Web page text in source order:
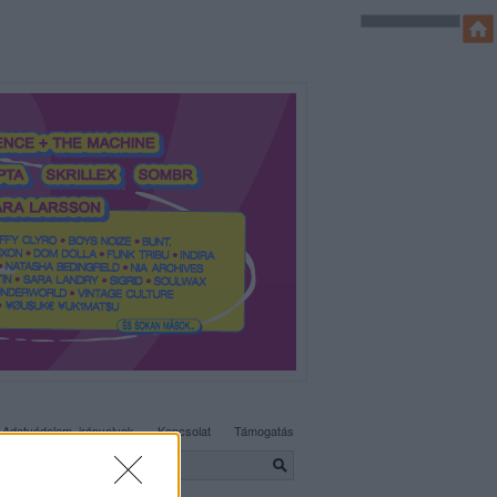
Adatvédelem, irányelvek Kapcsolat Támogatás